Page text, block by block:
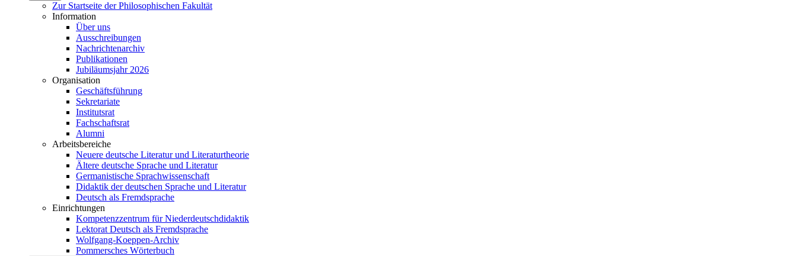
Zur Startseite der Philosophischen Fakultät
Information
Über uns
Ausschreibungen
Nachrichtenarchiv
Publikationen
Jubiläumsjahr 2026
Organisation
Geschäftsführung
Sekretariate
Institutsrat
Fachschaftsrat
Alumni
Arbeitsbereiche
Neuere deutsche Literatur und Literaturtheorie
Ältere deutsche Sprache und Literatur
Germanistische Sprachwissenschaft
Didaktik der deutschen Sprache und Literatur
Deutsch als Fremdsprache
Einrichtungen
Kompetenzzentrum für Niederdeutschdidaktik
Lektorat Deutsch als Fremdsprache
Wolfgang-Koeppen-Archiv
Pommersches Wörterbuch